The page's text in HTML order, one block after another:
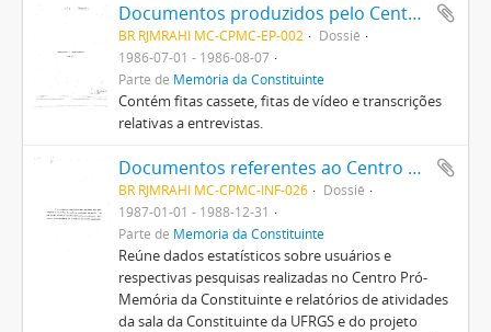
Documentos produzidos pelo Centro Pró-Memória junto aos membros da Comissão Provisória de Estudos Constitucionais
BR RJMRAHI MC-CPMC-EP-002
Dossiê
1986-07-01 - 1986-08-07
Parte de Memória da Constituinte
Contém fitas cassete, fitas de vídeo e transcrições
relativas a entrevistas.
Documentos referentes ao Centro Pró-Memória da Constituinte
BR RJMRAHI MC-CPMC-INF-026
Dossiê
1987-01-01 - 1988-12-31
Parte de Memória da Constituinte
Reúne dados estatísticos sobre usuários e
respectivas pesquisas realizadas no Centro Pró-
Memória da Constituinte e relatórios de atividades
da sala da Constituinte da UFRGS e do projeto